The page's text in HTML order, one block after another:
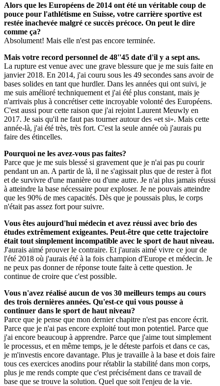
Alors que les Européens de 2014 ont été un véritable coup de
pouce pour l'athlétisme en Suisse, votre carrière sportive est
restée inachevée malgré ce succès précoce. On peut le dire
comme ça?
Absolument! Mais elle n'est pas encore terminée.
Mais votre record personnel de 48''45 date d'il y a sept ans.
La rupture est venue avec une grave blessure que je me suis faite en
janvier 2018. En 2014, j'ai couru sous les 49 secondes sans avoir de
bases solides en tant que hurdler. Dans les années qui ont suivi, je
me suis amélioré techniquement et j'ai été plus constant, mais je
n'arrivais plus à concrétiser cette incroyable volonté des Européens.
C'est aussi pour cette raison que j'ai rejoint Laurent Meuwly en
2017. Je sais qu'il ne faut pas tourner autour des «et si». Mais cette
année-là, j'ai été très, très fort. C'est la seule année où j'aurais pu
faire des étincelles.
Pourquoi ne les avez-vous pas faites?
Parce que je me suis blessé si gravement que je n'ai pas pu courir
pendant un an. A partir de là, il ne s'agissait plus que de rester à flot
et de survivre d'une manière ou d'une autre. Je n'ai plus jamais réussi
à atteindre la base nécessaire pour exploser. Je ne pouvais atteindre
que les 90% de mes capacités. Dès que je poussais plus, le corps
n'était pas assez fort pour suivre.
Vous êtes aujourd'hui médecin et avez réussi avec brio des
études extrêmement exigeantes. Peut-être que cette trajectoire
était tout simplement incompatible avec le sport de haut niveau.
J'aurais aimé prouver le contraire. Et j'aurais aimé vivre ce jour de
l'été 2018 où j'aurais été à la fois champion d'Europe et médecin. Je
ne peux pas donner de réponse toute faite à cette question. Je
continue de croire que c'est possible.
Vous n'avez réalisé aucun de vos 30 meilleurs temps au cours
des trois dernières années. Qu'est-ce qui vous pousse à
continuer dans le sport de haut niveau?
Parce que je pense que mon dernier chapitre n'est pas encore écrit.
Parce que je n'ai pas encore exploité tout mon potentiel. Parce que
j'ai encore beaucoup à apprendre. Parce que j'aime tout simplement
le processus, et en même temps, je le déteste parfois et dans ce cas,
je m'investis encore davantage. Plus je travaille à la base et dois faire
tous ces exercices anodins pour rétablir la stabilité dans mon corps,
plus je me rends compte que c'est précisément dans ce travail de
base que se trouve la solution. Quel que soit l'enjeu de la vie.